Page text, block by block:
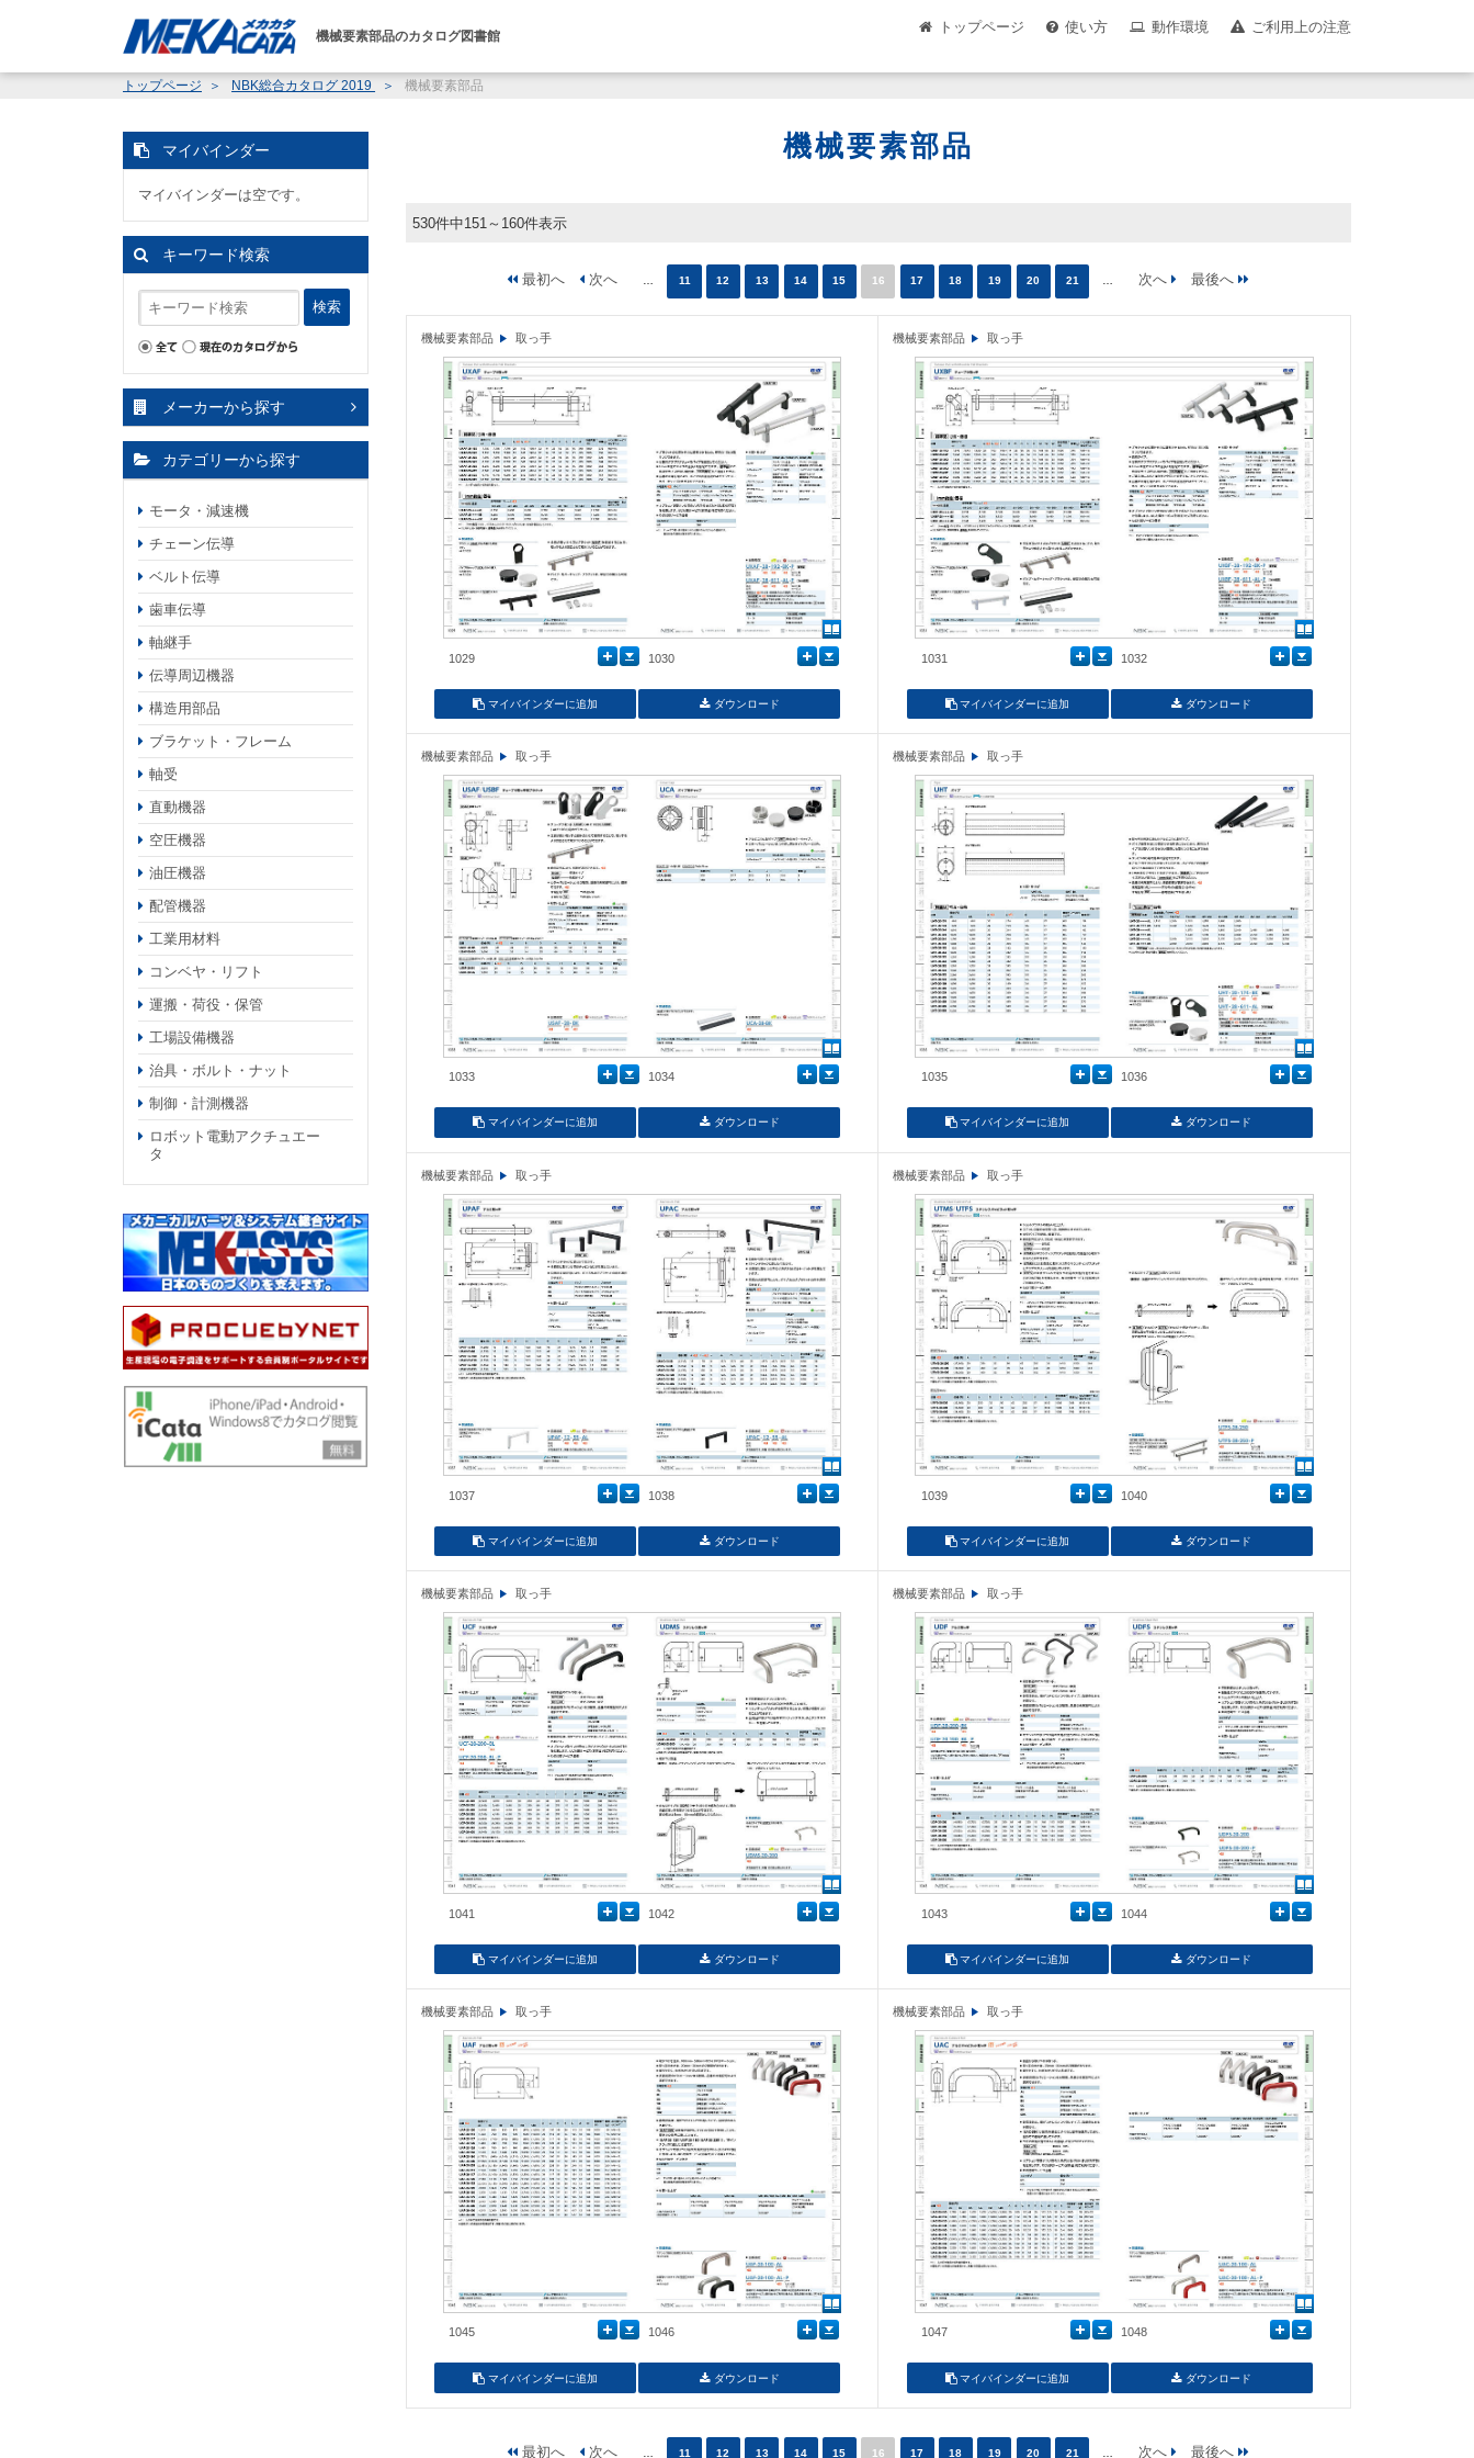
機械要素部品のカタログ図書館
トップページ 使い方 動作環境 ご利用上の注意
トップページ NBK総合カタログ 2019 機械要素部品
機械要素部品
530件中151～160件表示
… 11 12 13 14 15 16 17 18 19 20 21 …
機械要素部品 取っ手
1029 1030
マイバインダーに追加 ダウンロード
機械要素部品 取っ手
1031 1032
マイバインダーに追加 ダウンロード
機械要素部品 取っ手
1033 1034
マイバインダーに追加 ダウンロード
機械要素部品 取っ手
1035 1036
マイバインダーに追加 ダウンロード
機械要素部品 取っ手
1037 1038
マイバインダーに追加 ダウンロード
機械要素部品 取っ手
1039 1040
マイバインダーに追加 ダウンロード
機械要素部品 取っ手
1041 1042
マイバインダーに追加 ダウンロード
機械要素部品 取っ手
1043 1044
マイバインダーに追加 ダウンロード
機械要素部品 取っ手
1045 1046
マイバインダーに追加 ダウンロード
機械要素部品 取っ手
1047 1048
マイバインダーに追加 ダウンロード
11 12 13 14 15 16 17 18 19 20 21
マイバインダー
マイバインダーは空です。
キーワード検索
検索
メーカーから探す
カテゴリーから探す
モータ・減速機
チェーン伝導
ベルト伝導
歯車伝導
軸継手
伝導周辺機器
構造用部品
ブラケット・フレーム
軸受
直動機器
空圧機器
油圧機器
配管機器
工業用材料
コンベヤ・リフト
運搬・荷役・保管
工場設備機器
治具・ボルト・ナット
制御・計測機器
ロボット電動アクチュエー
タ